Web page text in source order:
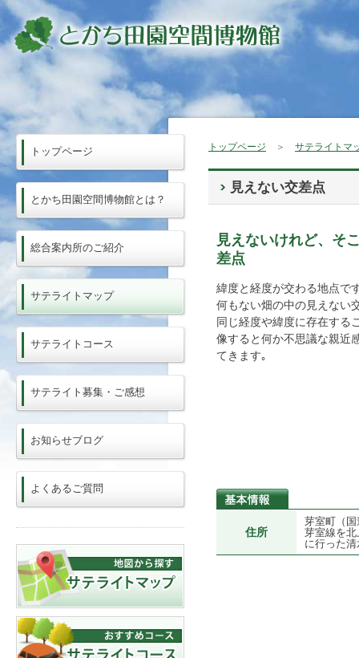
トップページ ＞ サテライトマ
見えない交差点
見えないけれど、そ
差点
緯度と経度が交わる地点で
何もない畑の中の見えない
同じ経度や緯度に存在する
像すると何か不思議な親近
てきます｡
住所
芽室町（
芽室線を
に行った
トップページ
とかち田園空間博物館とは？
総合案内所のご紹介
サテライトマップ
サテライトコース
サテライト募集・ご感想
お知らせブログ
よくあるご質問